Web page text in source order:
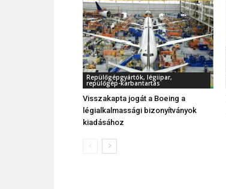
Repülőgépgyártók, légiipar,
repülőgép-karbantartás
Visszakapta jogát a Boeing a
légialkalmassági bizonyítványok
kiadásához